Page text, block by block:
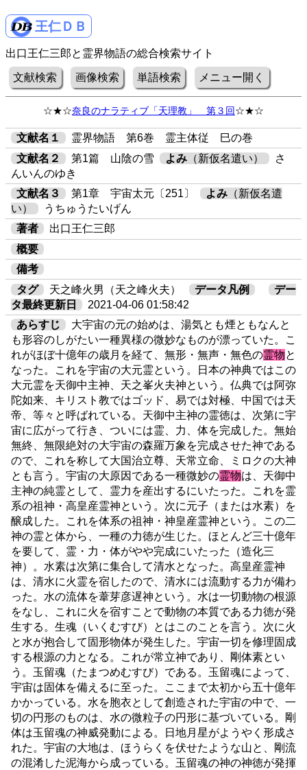
王仁ＤＢ
出口王仁三郎と霊界物語の総合検索サイト
文献検索 画像検索 単語検索 メニュー開く
☆★☆奈良のナラティブ「天理教」 第３回☆★☆
文献名１
霊界物語 第6巻 霊主体従 巳の巻
文献名２
第1篇 山陰の雪 よみ （新仮名遣い）
さ
んいんのゆき
文献名３
第1章 宇宙太元〔251〕 よみ （新仮名遣
い）
うちゅうたいげん
著者
出口王仁三郎
概要
備考
タグ
天之峰火男（天之峰火夫） データ凡例
デー
タ最終更新日
2021-04-06 01:58:42
あらすじ
大宇宙の元の始めは、湯気とも煙ともなんと
も形容のしがたい一種異様の微妙なものが漂っていた。こ
れがほぼ十億年の歳月を経て、無形・無声・無色の霊物と
なった。これを宇宙の大元霊という。日本の神典ではこの
大元霊を天御中主神、天之峯火夫神という。仏典では阿弥
陀如来、キリスト教ではゴッド、易では対極、中国では天
帝、等々と呼ばれている。天御中主神の霊徳は、次第に宇
宙に広がって行き、ついには霊、力、体を完成した。無始
無終、無限絶対の大宇宙の森羅万象を完成させた神である
ので、これを称して大国治立尊、天常立命、ミロクの大神
とも言う。宇宙の大原因である一種微妙の霊物は、天御中
主神の純霊として、霊力を産出するにいたった。これを霊
系の祖神・高皇産霊神という。次に元子（または水素）を
醸成した。これを体系の祖神・神皇産霊神という。この二
神の霊と体から、一種の力徳が生じた。ほとんど三十億年
を要して、霊・力・体がやや完成にいたった（造化三
神）。水素は次第に集合して清水となった。高皇産霊神
は、清水に火霊を宿したので、清水には流動する力が備わ
った。水の流体を葦芽彦遅神という。水は一切動物の根源
をなし、これに火を宿すことで動物の本質である力徳が発
生する。生魂（いくむすび）とはこのことを言う。次に火
と水が抱合して固形物体が発生した。宇宙一切を修理固成
する根源の力となる。これが常立神であり、剛体素とい
う。玉留魂（たまつめむすび）である。玉留魂によって、
宇宙は固体を備えるに至った。ここまで太初から五十億年
かかっている。水を胞衣として創造された宇宙の中で、一
切の円形のものは、水の微粒子の円形に基づいている。剛
体は玉留魂の神威発動による。日地月星がようやく形成さ
れた。宇宙の大地は、ほうらくを伏せたような山と、剛流
の混淆した泥海から成っている。玉留魂の神の神徳が発揮